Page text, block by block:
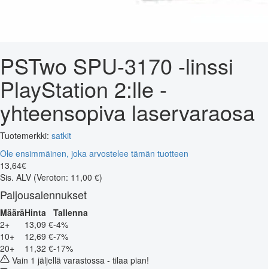
PSTwo SPU-3170 -linssi
PlayStation 2:lle -
yhteensopiva laservaraosa
Tuotemerkki: satkit
Ole ensimmäinen, joka arvostelee tämän tuotteen
13,64€
Sis. ALV (Veroton: 11,00 €)
Paljousalennukset
MääräHinta
Tallenna
2+
13,09 €-4%
10+
12,69 €-7%
20+
11,32 €-17%
Vain 1 jäljellä varastossa - tilaa pian!